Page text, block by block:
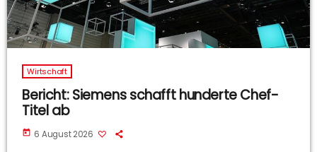
Wirtschaft
Bericht: Siemens schafft hunderte Chef-
Titel ab
today 6 August 2026